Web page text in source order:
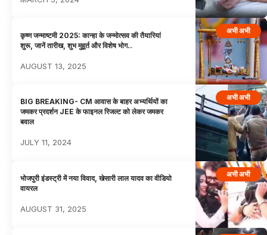
अभी अभी
कृष्ण जन्माष्टमी 2025: कान्हा के जन्मोत्सव की तैयारियां
शुरू, जानें तारीख, शुभ मुहूर्त और विशेष भोग..
AUGUST 13, 2025
अभी अभी
BIG BREAKING- CM आवास के बाहर अभ्यर्थियों का
जमकर प्रदर्शन JEE के फाइनल रिजल्ट को लेकर जमकर
बवाल
JULY 11, 2024
अभी अभी
भोजपुरी इंडस्ट्री में नया विवाद, खेसारी लाल यादव का वीडियो
वायरल
AUGUST 31, 2025